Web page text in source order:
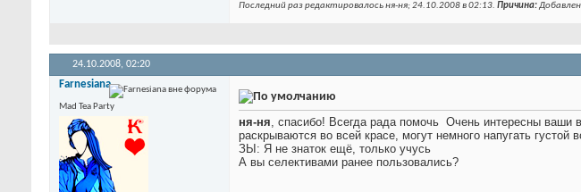
Последний раз редактировалось ня-ня; 24.10.2008 в02:13. Причина:
24.10.2008, 02:20
Farnesiana
Mad Tea Party
ня-ня, спасибо! Всегда рада помочь Очень интересны ваши
раскрываются во всей красе, могут немного напугать густой
ЗЫ: Я не знаток ещё, только учусь
А вы селективами ранее пользовались?